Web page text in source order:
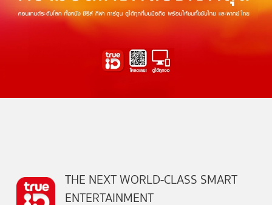
THE NEXT WORLD-CLASS SMART
ENTERTAINMENT